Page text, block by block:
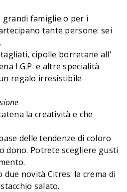
grandi famiglie o per i
tante persone: sei
cipolle borretane all'
I.G.P. e altre specialità
regalo irresistibile
la creatività e che
delle tendenze di coloro
dono. Potrete scegliere gusti
novità Citres: la crema di
salato.